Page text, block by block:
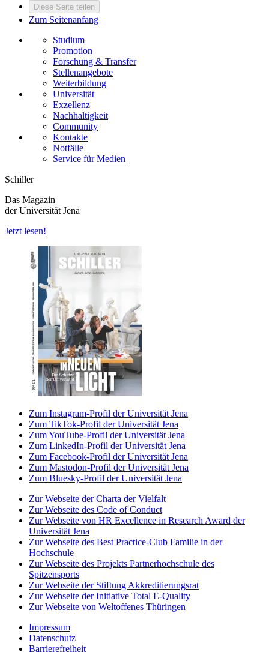
Diese Seite teilen
Zum Seitenanfang
Studium
Promotion
Forschung & Transfer
Stellenangebote
Weiterbildung
Universität
Exzellenz
Nachhaltigkeit
Community
Kontakte
Notfälle
Service für Medien
Schiller
Das Magazin
der Universität Jena
Jetzt lesen!
Zum Instagram-Profil der Universität Jena
Zum TikTok-Profil der Universität Jena
Zum YouTube-Profil der Universität Jena
Zum LinkedIn-Profil der Universität Jena
Zum Facebook-Profil der Universität Jena
Zum Mastodon-Profil der Universität Jena
Zum Bluesky-Profil der Universität Jena
Zur Webseite der Charta der Vielfalt
Zur Webseite des Code of Conduct
Zur Webseite von HR Excellence in Research Award der
Universität Jena
Zur Webseite des Best Practice-Club Familie in der
Hochschule
Zur Webseite des Projekts Partnerhochschule des
Spitzensports
Zur Webseite der Stiftung Akkreditierungsrat
Zur Webseite der Initiative Total E-Quality
Zur Webseite von Weltoffenes Thüringen
Impressum
Datenschutz
Barrierefreiheit